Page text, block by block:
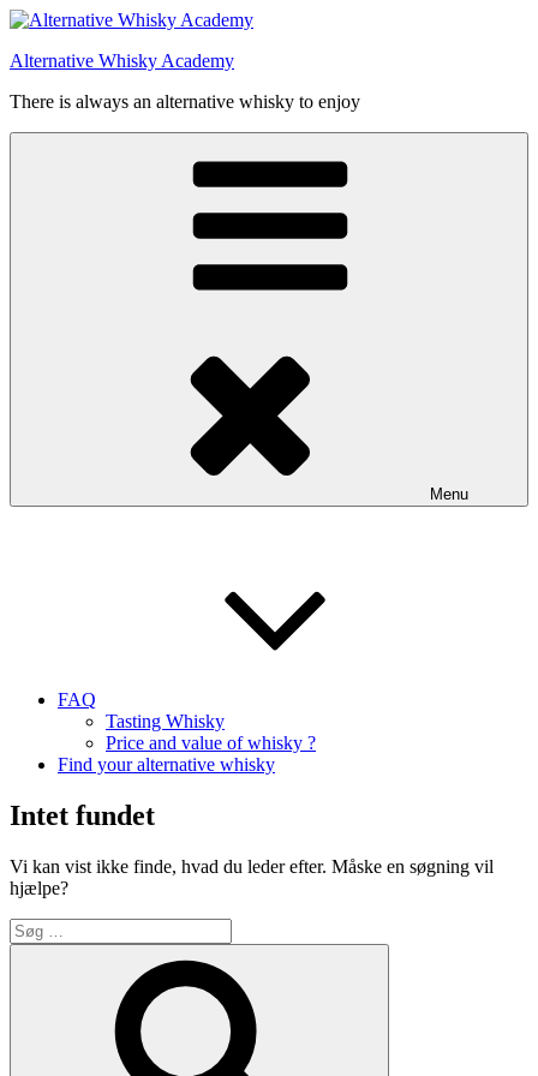
Videre
indhold
Alternative Whisky Academy
There is always an alternative whisky to enjoy
Menu
FAQ
Tasting Whisky
Price and value of whisky ?
Find your alternative whisky
Intet fundet
Vi kan vist ikke finde, hvad du leder efter. Måske en søgning vil
hjælpe?
Søg
efter: